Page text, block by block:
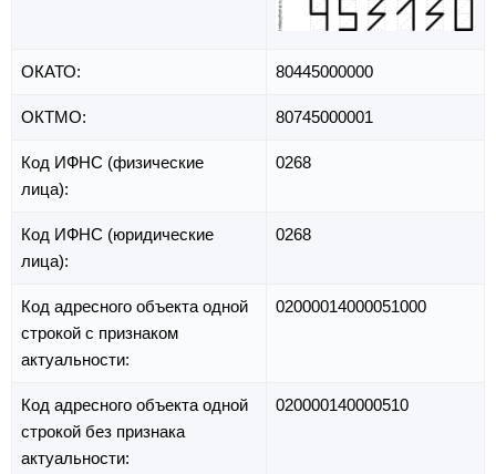
ОКАТО: 80445000000
ОКТМО: 80745000001
Код ИФНС (физические
лица):
0268
Код ИФНС (юридические
лица):
0268
Код адресного объекта одной
строкой с признаком
актуальности:
02000014000051000
Код адресного объекта одной
строкой без признака
актуальности:
020000140000510